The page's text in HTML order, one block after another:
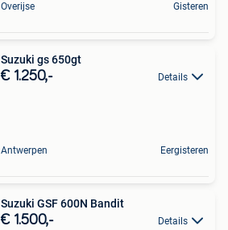
Overijse Gisteren
Suzuki gs 650gt
€ 1.250,- Details
Antwerpen Eergisteren
Suzuki GSF 600N Bandit
€ 1.500,- Details